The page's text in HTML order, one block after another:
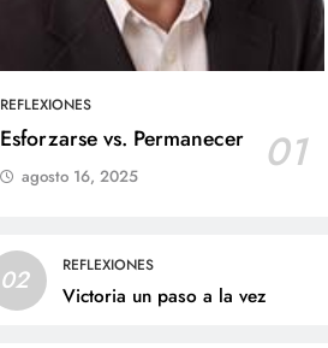
REFLEXIONES
Esforzarse vs. Permanecer 01
agosto 16, 2025
02 REFLEXIONES
Victoria un paso a la vez
SOCIALES
Jaime Andrés Bejarano Castillo
bautismo este domingo
agosto 8, 2026